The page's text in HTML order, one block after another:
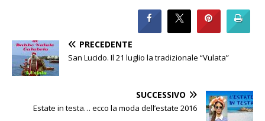
PRECEDENTE
San Lucido. Il 21 luglio la tradizionale “Vulata”
SUCCESSIVO
Estate in testa… ecco la moda dell’estate 2016